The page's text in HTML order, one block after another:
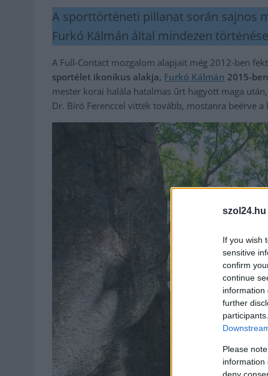
szol24.hu
If you wish
sensitive
confirm
continue
information
further
Please
information
deny
A sporttörténeti pillanat során sajnos
Furkó Kálmán által mindezen
A Full-Contact mozgalom alapjait még 2012-ben
sportélet ikonikus alakja, Furkó Kálmán 2015-
mester korai halála hatalmas űrt hagyott maga
Dr. Bíró Ferenccel vitték tovább, mostanra beérve